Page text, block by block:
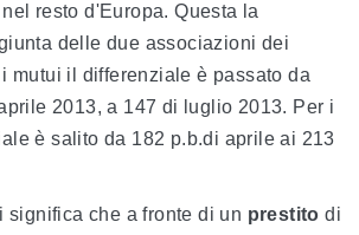
resto d'Europa. Questa la
delle due associazioni dei
mutui il differenziale è passato da
2013, a 147 di luglio 2013. Per i
è salito da 182 p.b.di aprile ai 213
significa che a fronte di un prestito di